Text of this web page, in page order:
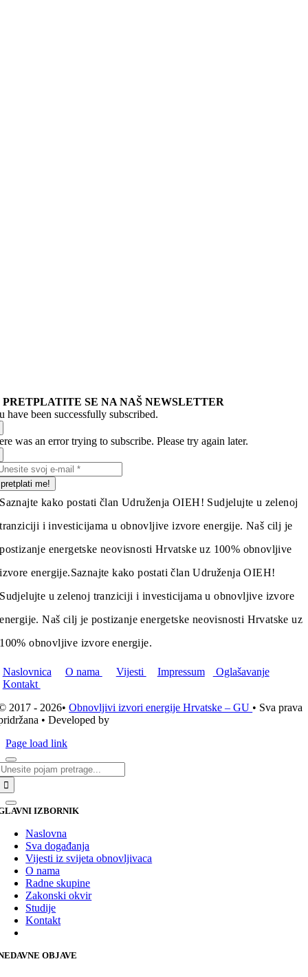
PRETPLATITE SE NA NAŠ NEWSLETTER
have been successfully subscribed.
was an error trying to subscribe. Please try again later.
pretplati me!
Saznajte kako postati član Udruženja OIEH! Sudjelujte u zelenoj
tranziciji i investicijama u obnovljive izvore energije. Naš cilj je
postizanje energetske neovisnosti Hrvatske uz 100% obnovljive
izvore energije.Saznajte kako postati član Udruženja OIEH!
Sudjelujte u zelenoj tranziciji i investicijama u obnovljive izvore
energije. Naš cilj je postizanje energetske neovisnosti Hrvatske uz
100% obnovljive izvore energije.
Naslovnica O nama Vijesti Impressum
Oglašavanje
Kontakt
2017 - 2026•Obnovljivi izvori energije Hrvatske – GU • Sva prava
• Developed by
Page load link
IZBORNIK
Naslovna
Sva događanja
Vijesti iz svijeta obnovljivaca
O nama
Radne skupine
Zakonski okvir
Studije
Kontakt
OBJAVE